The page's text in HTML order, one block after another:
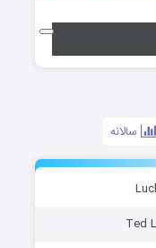
سالانه